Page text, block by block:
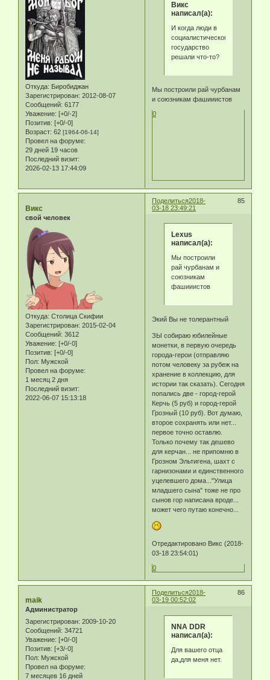
Откуда: Биробиджан
Зарегистрирован: 2012-08-07
Сообщений: 6177
Уважение: [+0/-2]
Позитив: [+0/-0]
Возраст: 62 [1964-06-14]
Провел на форуме:
29 дней 19 часов
Последний визит:
2026-02-13 17:44:09
Викс
написал(а):
И когда люди в
социалистическом
государство
решали что-то?
Мы построили рай чурбанам
и союзникам фашииистов
0
Поделиться 85
2018-
03-18 23:49:21
Викс
свой человек
Откуда: Столица Скифии
Зарегистрирован: 2015-02-04
Сообщений: 3612
Уважение: [+0/-0]
Позитив: [+0/-0]
Пол: Мужской
Провел на форуме:
1 месяц 2 дня
Последний визит:
2022-06-07 15:13:18
Lexus
написал(а):
Мы построили
рай чурбанам и
союзникам
фашииистов
Экий Вы не толерантный
ЗЫ собираю юбилейные
монетки, в первую очередь
города-герои (отправляю
потом человеку за рубеж на
хранение в коллекцию, для
истории так сказать). Сегодня
попались две - город-герой
Керчь (5 руб) и город-герой
Грозный (10 руб). Вот думаю,
второе сохранять или нет...
первое точно оставлю.
Только почему так дешево
для керчан... не припомню в
Грозном Эльтигена, шахт с
гарнизонами и единственного
уцелевшего дома..."Улица
младшего сына" тоже не про
сынов гор написана вроде...
может чего путаю конечно...
Отредактировано Викс (2018-
03-18 23:54:01)
0
Поделиться 86
2018-
03-19 00:52:02
maik
Администратор
Зарегистрирован: 2009-10-20
Сообщений: 34721
Уважение: [+0/-0]
Позитив: [+3/-0]
Пол: Мужской
Провел на форуме:
7 месяцев 16 дней
NNA DDR
написал(а):
Для вашего отца
да,для меня нет.